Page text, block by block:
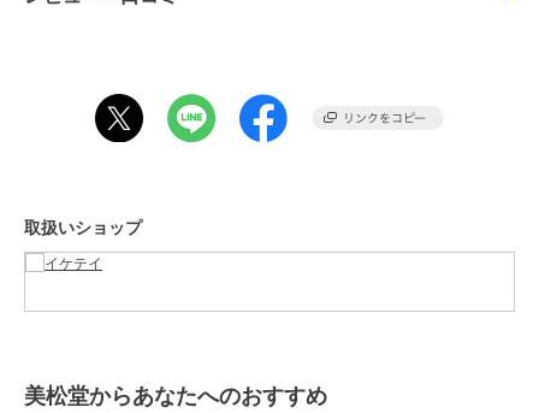
コン 4528053621127
[シリーズ名]スタンパ小物
ブルー
予めご了承いただきますよう、お願い申し上げます。
取扱いショップ
美松堂からあなたへのおすすめ